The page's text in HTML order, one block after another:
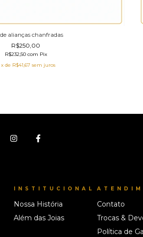
alianças chanfradas
R$250,00
R$232,50 com Pix
x de R$41,67 sem juros
INSTITUCIONAL
Nossa História
Além das Joias
Contato
Trocas &
Política de